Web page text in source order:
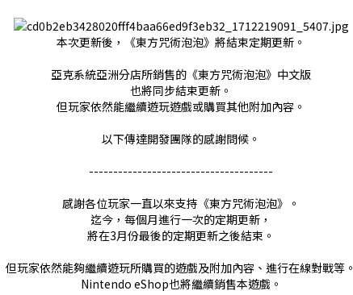
本次更新後，《東方咒術泡泡》將結束定期更新。
亞克系統亞洲分店所銷售的《東方咒術泡泡》中文版
也將同步結束更新。
但玩家依然能繼續遊玩遊戲或購買其他附加內容。
以下傳達開發團隊的感謝問候。
--------------------------------------
感謝各位玩家一直以來支持《東方咒術泡泡》。
迄今，每個月進行一次的定期更新，
將在3月份最後的定期更新之後結束。
但玩家依然能夠繼續遊玩所購買的遊戲及附加內容、進行在線對戰等。
Nintendo eShop也將繼續銷售本遊戲。